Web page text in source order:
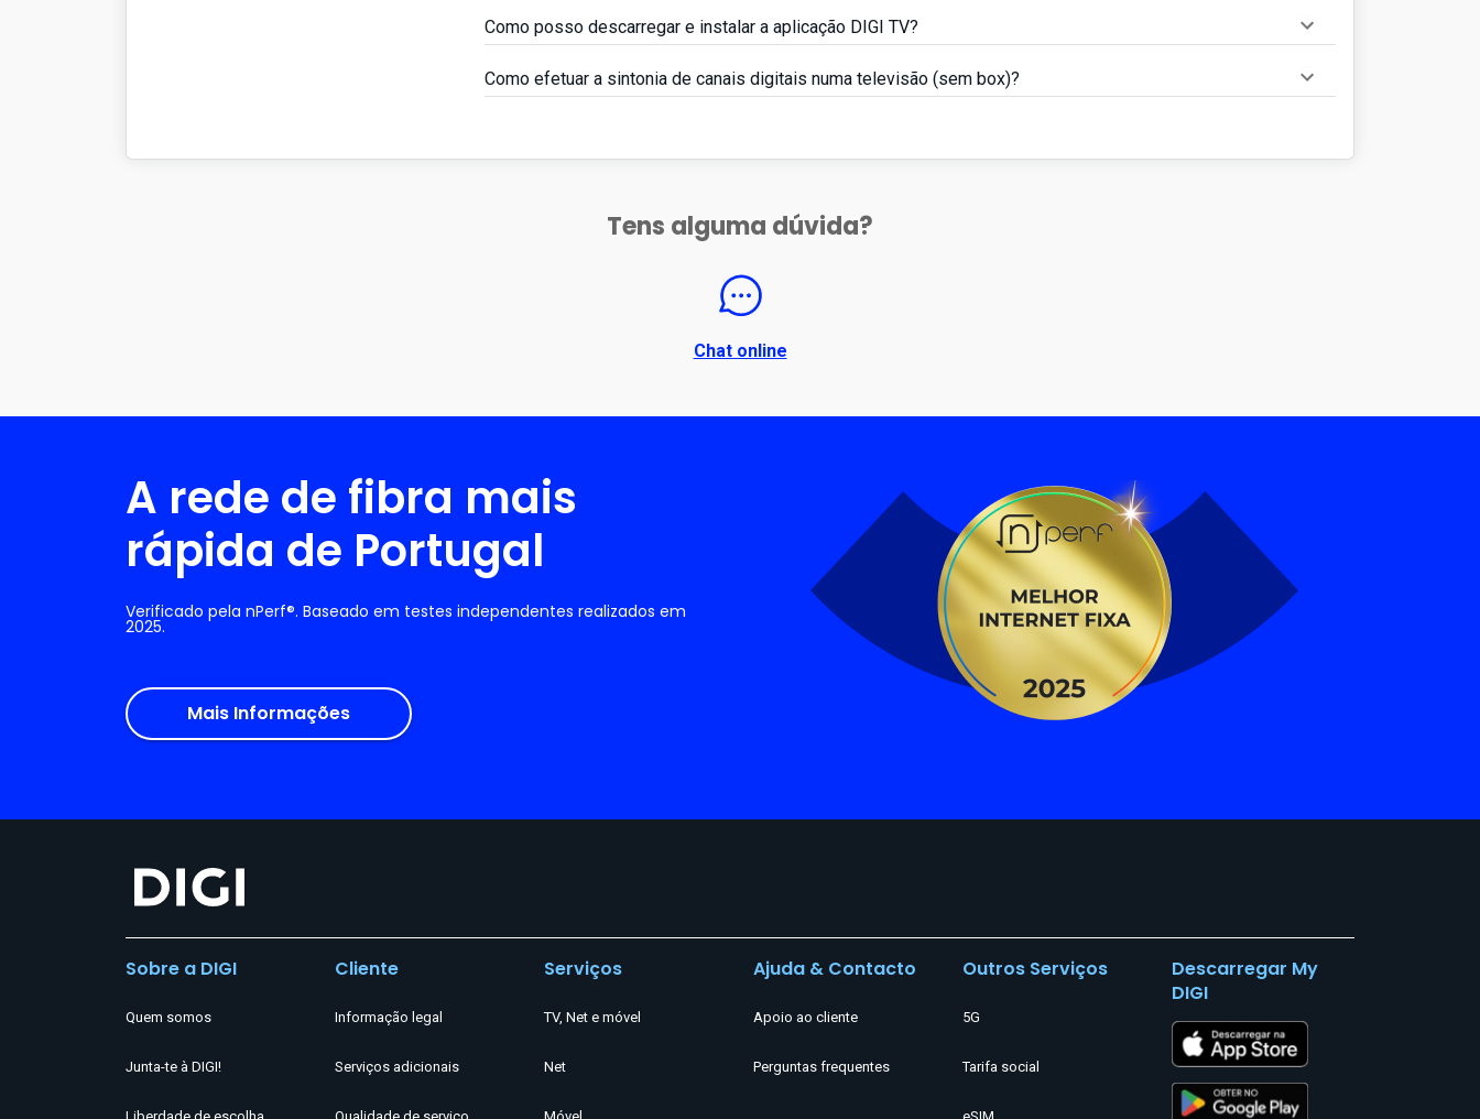
Como posso descarregar e instalar a aplicação DIGI TV?
Como efetuar a sintonia de canais digitais numa televisão (sem box)?
Tens alguma dúvida?
Chat online
A rede de fibra mais
rápida de Portugal
Verificado pela nPerf®. Baseado em testes independentes realizados em
2025.
Mais Informações
Sobre a DIGI
Quem somos
Junta-te à DIGI!
Cliente
Informação legal
Serviços adicionais
Serviços
TV, Net e móvel
Net
Ajuda & Contacto
Apoio ao cliente
Perguntas frequentes
Outros Serviços
5G
Tarifa social
Descarregar My
DIGI